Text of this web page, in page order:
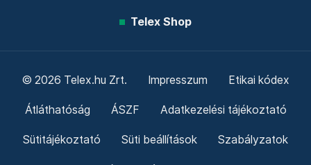
Telex Shop
© 2026 Telex.hu Zrt. Impresszum Etikai kódex
Átláthatóság ÁSZF Adatkezelési tájékoztató
Sütitájékoztató Süti beállítások Szabályzatok